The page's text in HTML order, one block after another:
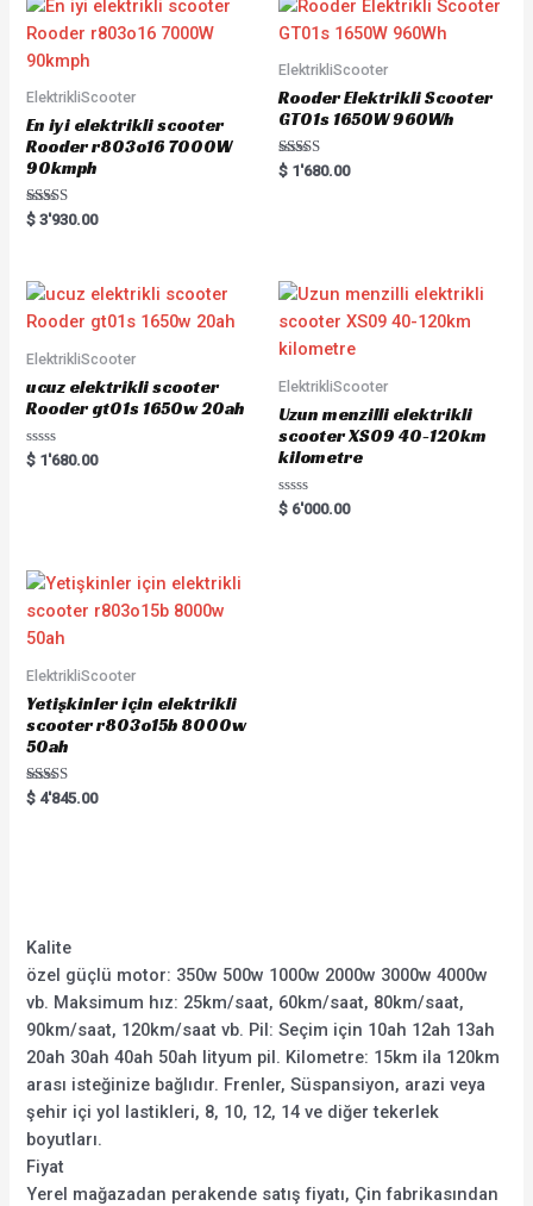
ElektrikliScooter
En iyi elektrikli scooter
Rooder r803o16 7000W
90kmph
Rated
5.00
$ 3'930.00
ElektrikliScooter
Rooder Elektrikli Scooter
GT01s 1650W 960Wh
Rated
5.00
$ 1'680.00
ElektrikliScooter
ucuz elektrikli scooter
Rooder gt01s 1650w 20ah
Rated
0
$ 1'680.00
ElektrikliScooter
Uzun menzilli elektrikli
scooter XS09 40-120km
kilometre
Rated
0
$ 6'000.00
ElektrikliScooter
Yetişkinler için elektrikli
scooter r803o15b 8000w
50ah
Rated
5.00
$ 4'845.00
Kalite
özel güçlü motor: 350w 500w 1000w 2000w 3000w 4000w
vb. Maksimum hız: 25km/saat, 60km/saat, 80km/saat,
90km/saat, 120km/saat vb. Pil: Seçim için 10ah 12ah 13ah
20ah 30ah 40ah 50ah lityum pil. Kilometre: 15km ila 120km
arası isteğinize bağlıdır. Frenler, Süspansiyon, arazi veya
şehir içi yol lastikleri, 8, 10, 12, 14 ve diğer tekerlek
boyutları.
Fiyat
Yerel mağazadan perakende satış fiyatı, Çin fabrikasından